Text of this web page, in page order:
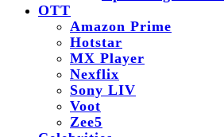
OTT
Amazon Prime
Hotstar
MX Player
Nexflix
Sony LIV
Voot
Zee5